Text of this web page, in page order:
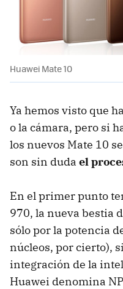
Huawei Mate 10
Ya hemos visto que
o la cámara, pero si
los nuevos Mate 10
son sin duda el
En el primer punto
970, la nueva bestia
sólo por la potencia
núcleos, por cierto),
integración de la
Huawei denomina